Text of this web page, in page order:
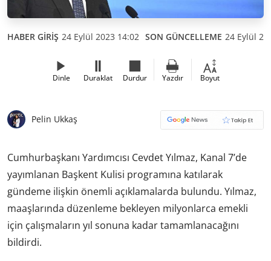
HABER GİRİŞ 24 Eylül 2023 14:02 SON GÜNCELLEME 24 Eylül
Dinle Duraklat Durdur Yazdır Boyut
Pelin Ukkaş
Cumhurbaşkanı Yardımcısı Cevdet Yılmaz, Kanal 7’de
yayımlanan Başkent Kulisi programına katılarak
gündeme ilişkin önemli açıklamalarda bulundu. Yılmaz,
maaşlarında düzenleme bekleyen milyonlarca emekli
için çalışmaların yıl sonuna kadar tamamlanacağını
bildirdi.